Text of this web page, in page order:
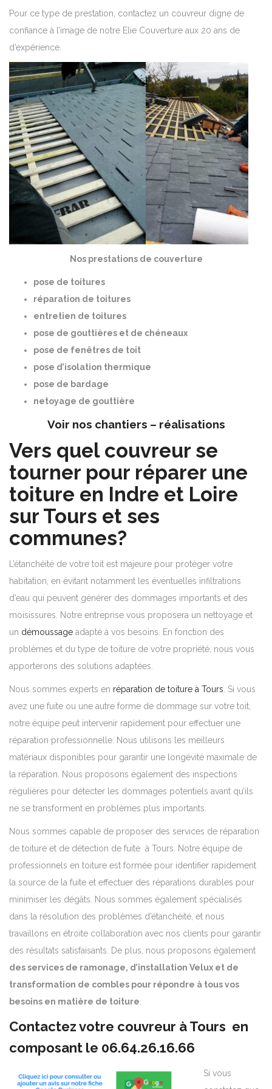
Pour ce type de prestation, contactez un couvreur digne de
confiance à l’image de notre Elie Couverture aux 20 ans de
d’expérience.
Nos prestations de couverture
pose de toitures
réparation de toitures
entretien de toitures
pose de gouttières et de chéneaux
pose de fenêtres de toit
pose d’isolation thermique
pose de bardage
netoyage de gouttière
Voir nos chantiers – réalisations
Vers quel couvreur se
tourner pour réparer une
toiture en Indre et Loire
sur Tours et ses
communes?
L’étanchéité de votre toit est majeure pour protéger votre
habitation, en évitant notamment les éventuelles infiltrations
d’eau qui peuvent générer des dommages importants et des
moisissures. Notre entreprise vous proposera un nettoyage et
un démoussage adapté à vos besoins. En fonction des
problèmes et du type de toiture de votre propriété, nous vous
apporterons des solutions adaptées.
Nous sommes experts en réparation de toiture à Tours . Si vous
avez une fuite ou une autre forme de dommage sur votre toit,
notre équipe peut intervenir rapidement pour effectuer une
réparation professionnelle. Nous utilisons les meilleurs
matériaux disponibles pour garantir une longévité maximale de
la réparation. Nous proposons également des inspections
régulières pour détecter les dommages potentiels avant qu’ils
ne se transforment en problèmes plus importants.
Nous sommes capable de proposer des services de réparation
de toiture et de détection de fuite à Tours. Notre équipe de
professionnels en toiture est formée pour identifier rapidement
la source de la fuite et effectuer des réparations durables pour
minimiser les dégâts. Nous sommes également spécialisés
dans la résolution des problèmes d’étanchéité, et nous
travaillons en étroite collaboration avec nos clients pour garantir
des résultats satisfaisants. De plus, nous proposons également
des services de ramonage, d’installation Velux et de
transformation de combles pour répondre à tous vos
besoins en matière de toiture
Contactez votre couvreur à Tours en
composant le 06.64.26.16.66
Si vous